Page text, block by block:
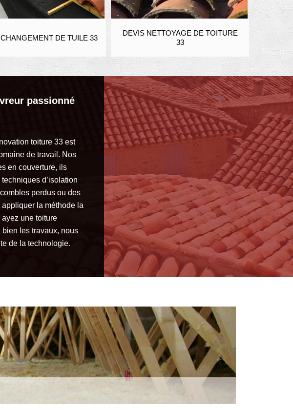
DE TUILE 33
DEVIS NETTOYAGE DE TOITURE
33
passionné
toiture 33 est
de travail. Nos
en couverture, ils
d’isolation
perdus ou des
la méthode la
une toiture
les travaux, nous
de la technologie.